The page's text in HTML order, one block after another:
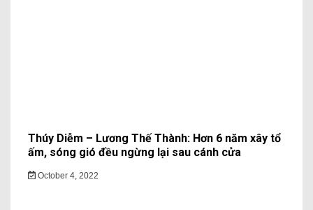
Thúy Diễm – Lương Thế Thành: Hơn 6 năm xây tổ
ấm, sóng gió đều ngừng lại sau cánh cửa
October 4, 2022